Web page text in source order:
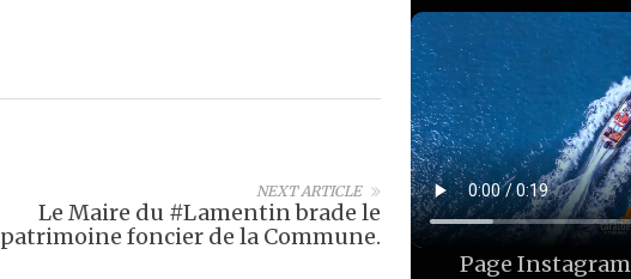
NEXT ARTICLE
Le Maire du #Lamentin brade le
patrimoine foncier de la Commune.
Page Instagram